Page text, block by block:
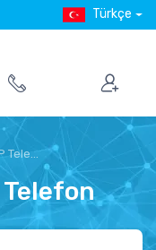
Türkçe
Tele...
Telefon